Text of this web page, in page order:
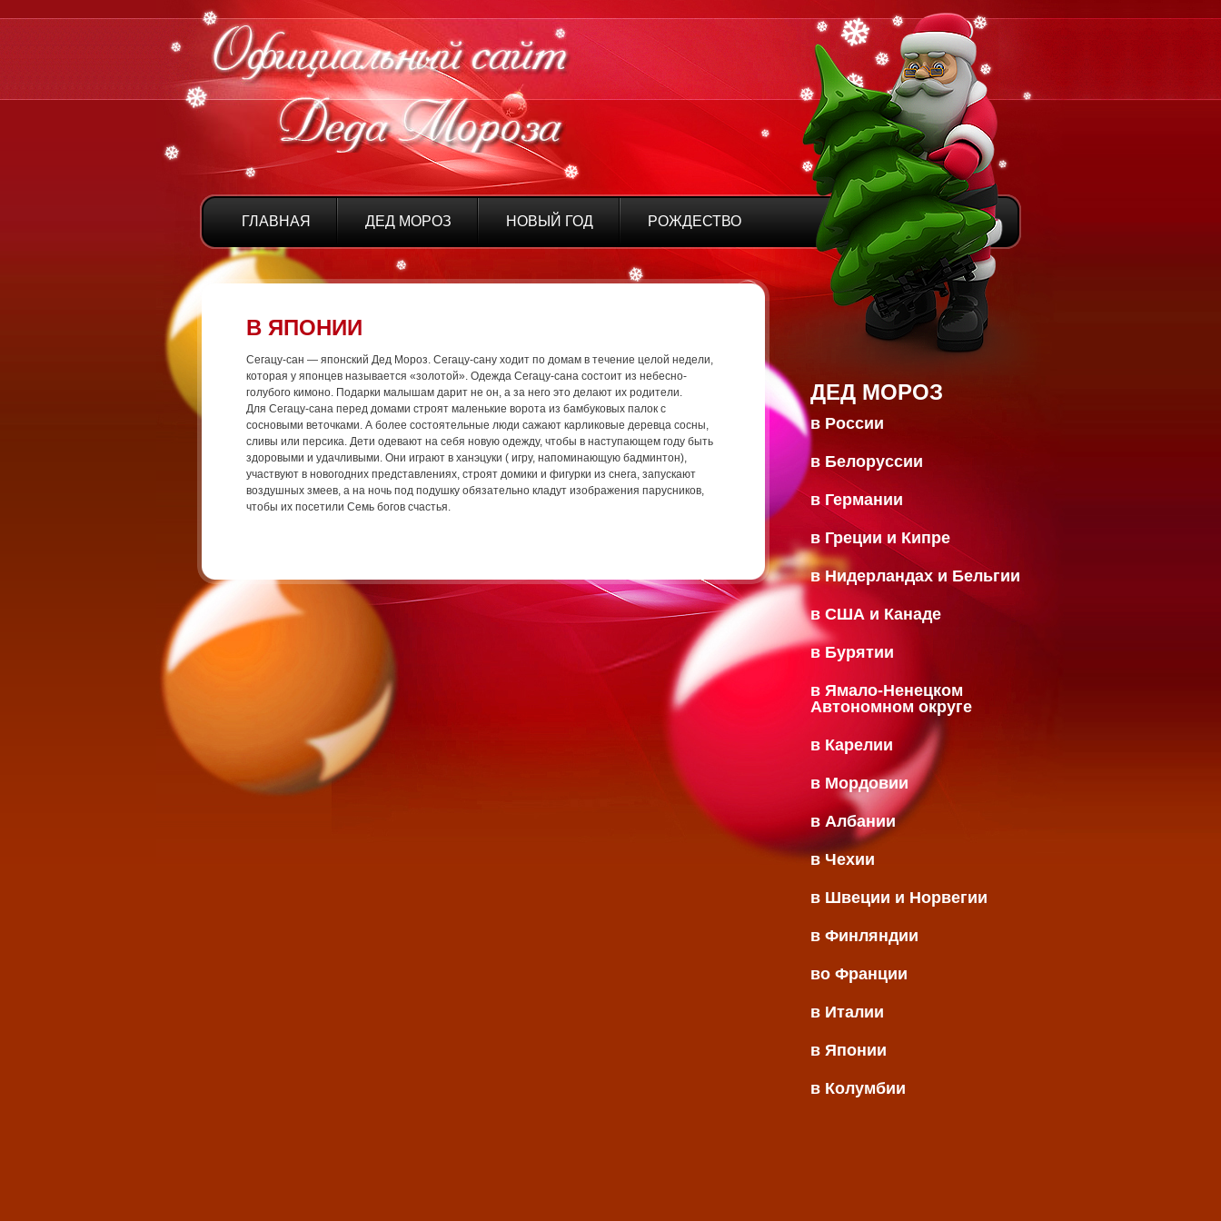
ГЛАВНАЯ ДЕД МОРОЗ НОВЫЙ ГОД РОЖДЕСТВО
В ЯПОНИИ
Сегацу-сан — японский Дед Мороз. Сегацу-сану ходит по домам в течение целой недели,
которая у японцев называется «золотой». Одежда Сегацу-сана состоит из небесно-
голубого кимоно. Подарки малышам дарит не он, а за него это делают их родители.
Для Сегацу-сана перед домами строят маленькие ворота из бамбуковых палок с
сосновыми веточками. А более состоятельные люди сажают карликовые деревца сосны,
сливы или персика. Дети одевают на себя новую одежду, чтобы в наступающем году быть
здоровыми и удачливыми. Они играют в ханэцуки ( игру, напоминающую бадминтон),
участвуют в новогодних представлениях, строят домики и фигурки из снега, запускают
воздушных змеев, а на ночь под подушку обязательно кладут изображения парусников,
чтобы их посетили Семь богов счастья.
ДЕД МОРОЗ
в России
в Белоруссии
в Германии
в Греции и Кипре
в Нидерландах и Бельгии
в США и Канаде
в Бурятии
в Ямало-Ненецком
Автономном округе
в Карелии
в Мордовии
в Албании
в Чехии
в Швеции и Норвегии
в Финляндии
во Франции
в Италии
в Японии
в Колумбии